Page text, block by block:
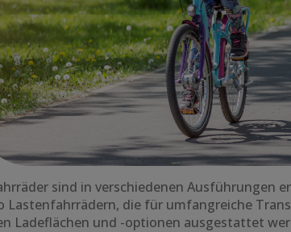
sind in verschiedenen Ausführungen
Lastenfahrrädern, die für umfangreiche
Ladeflächen und -optionen ausgestattet